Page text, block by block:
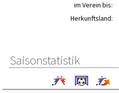
im Verein bis:
Herkunftsland:
Saisonstatistik